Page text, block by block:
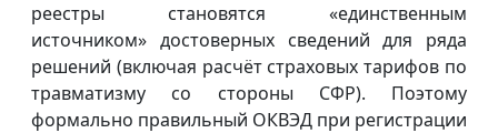
реестры становятся «единственным
источником» достоверных сведений для ряда
решений (включая расчёт страховых тарифов по
травматизму со стороны СФР). Поэтому
формально правильный ОКВЭД при регистрации